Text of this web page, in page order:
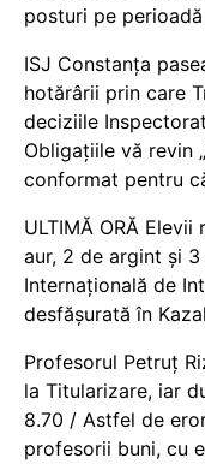
posturi pe
ISJ Constanța
hotărârii prin care
deciziile
Obligațiile vă revin
conformat pentru
ULTIMĂ ORĂ
aur, 2 de argint și
Internațională de
desfășurată în
Profesorul Petruț
la Titularizare, iar
8.70 / Astfel de
profesorii buni, cu